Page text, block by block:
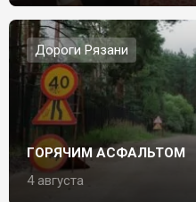
Дороги Рязани
ГОРЯЧИМ АСФАЛЬТОМ
4 августа